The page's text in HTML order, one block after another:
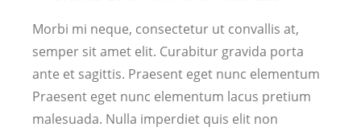
Morbi mi neque, consectetur ut convallis at,
semper sit amet elit. Curabitur gravida porta
ante et sagittis. Praesent eget nunc elementum
Praesent eget nunc elementum lacus pretium
malesuada. Nulla imperdiet quis elit non